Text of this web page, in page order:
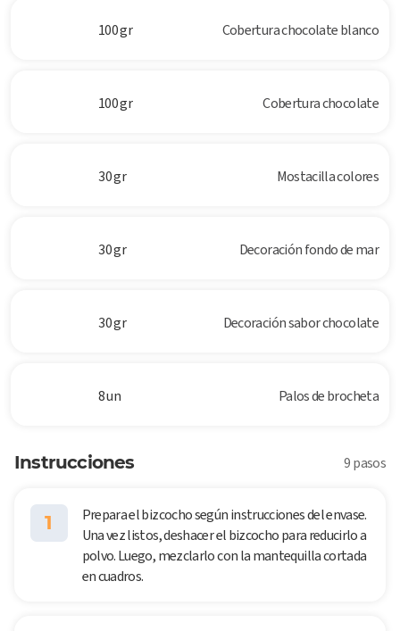
100 gr Cobertura chocolate blanco
100 gr Cobertura chocolate
30 gr Mostacilla colores
30 gr Decoración fondo de mar
30 gr Decoración sabor chocolate
8 un Palos de brocheta
Instrucciones 9 pasos
1
Prepara el bizcocho según instrucciones del envase.
Una vez listos, deshacer el bizcocho para reducirlo a
polvo. Luego, mezclarlo con la mantequilla cortada
en cuadros.